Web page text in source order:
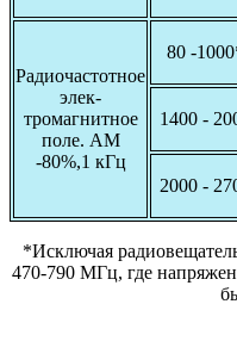
Радиочастотное
элек-
тромагнитное
поле. АМ
-80%,1 кГц
80 -
1400 -
2000 -
*Исключая
470-790 МГц, где